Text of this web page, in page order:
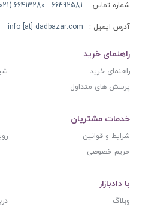
شماره تماس : 66492581 - 66413280 (021)
آدرس ایمیل : info [at] dadbazar.com
راهنمای خرید
راهنمای خرید
پرسش های متداول
خدمات مشتریان
شرایط و قوانین
حریم خصوصی
با دادبازار
وبلاگ